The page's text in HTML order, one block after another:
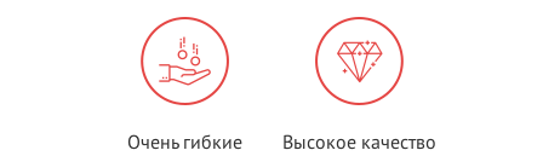
Очень гибкие
Высокое качество